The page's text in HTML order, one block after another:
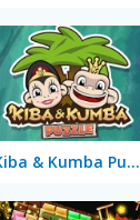
Kiba & Kumba Puzzle